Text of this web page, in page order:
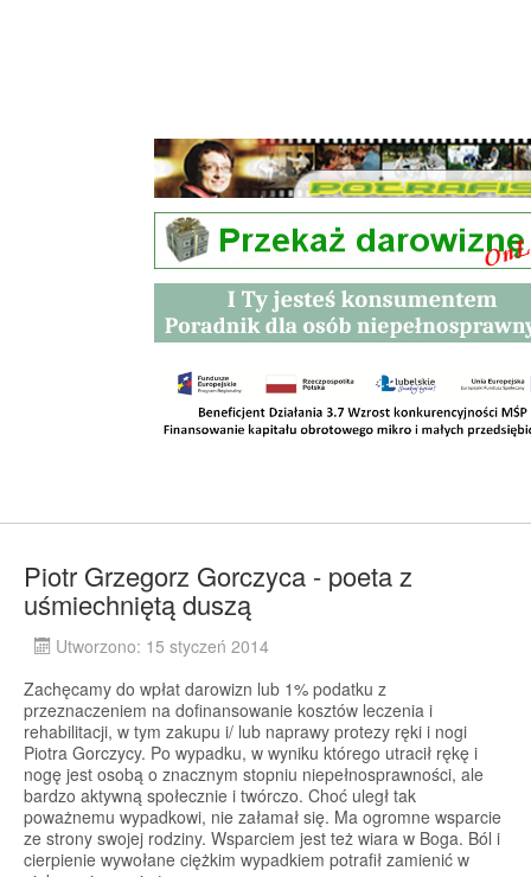
Piotr Grzegorz Gorczyca - poeta z
uśmiechniętą duszą
Utworzono: 15 styczeń 2014
Zachęcamy do wpłat darowizn lub 1% podatku z
przeznaczeniem na dofinansowanie kosztów leczenia i
rehabilitacji, w tym zakupu i/ lub naprawy protezy ręki i nogi
Piotra Gorczycy. Po wypadku, w wyniku którego utracił rękę i
nogę jest osobą o znacznym stopniu niepełnosprawności, ale
bardzo aktywną społecznie i twórczo. Choć uległ tak
poważnemu wypadkowi, nie załamał się. Ma ogromne wsparcie
ze strony swojej rodziny. Wsparciem jest też wiara w Boga. Ból i
cierpienie wywołane ciężkim wypadkiem potrafił zamienić w